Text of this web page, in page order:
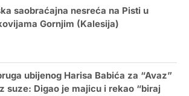
saobraćajna nesreća na Pisti u
Gornjim (Kalesija)
ubijenog Harisa Babića za “Avaz”
suze: Digao je majicu i rekao “biraj